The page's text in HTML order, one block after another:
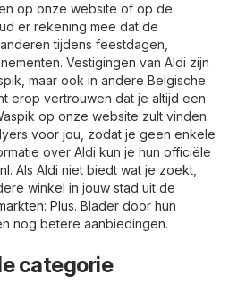
op onze website of op de
er rekening mee dat de
tijdens feestdagen,
Vestigingen van Aldi zijn
maar ook in andere Belgische
erop vertrouwen dat je altijd een
op onze website zult vinden.
voor jou, zodat je geen enkele
over Aldi kun je hun officiële
. Als Aldi niet biedt wat je zoekt,
winkel in jouw stad uit de
: Plus. Blader door hun
nog betere aanbiedingen.
categorie